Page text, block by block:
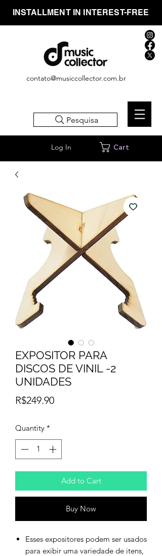
contato@musiccollector.com.br
Pesquisa
INSTALLMENT IN INTEREST-FREE
Log In Cart
EXPOSITOR PARA
DISCOS DE VINIL -2
UNIDADES
R$249.90Price
Quantity *
Add to Cart
Buy Now
Esses expositores podem ser usados
​​para exibir uma variedade de itens,